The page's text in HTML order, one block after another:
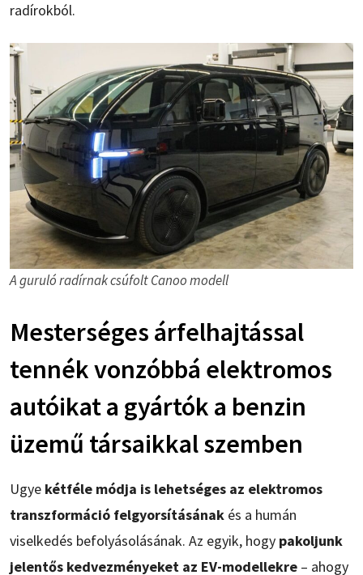
radírokból.
A guruló radírnak csúfolt Canoo modell
Mesterséges árfelhajtással
tennék vonzóbbá elektromos
autóikat a gyártók a benzin
üzemű társaikkal szemben
Ugye kétféle módja is lehetséges az elektromos
transzformáció felgyorsításának és a humán
viselkedés befolyásolásának. Az egyik, hogy pakoljunk
jelentős kedvezményeket az EV-modellekre – ahogy